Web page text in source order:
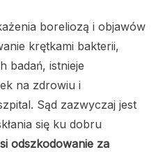
boreliozą i objawów
krętkami bakterii,
badań, istnieje
na zdrowiu i
Sąd zazwyczaj jest
się ku dobru
odszkodowanie za